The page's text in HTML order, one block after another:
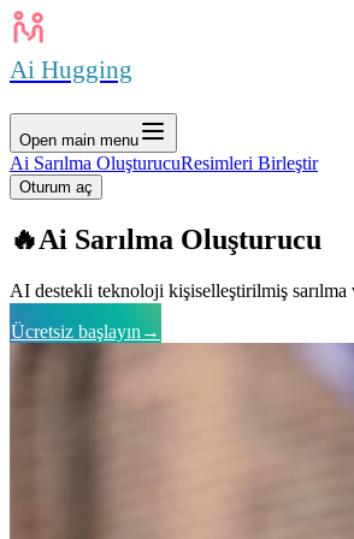
Ai Hugging
Open main menu
Ai Sarılma OluşturucuResimleri Birleştir
Oturum aç
🔥Ai Sarılma Oluşturucu
AI destekli teknoloji kişiselleştirilmiş sarılma
Ücretsiz başlayın →